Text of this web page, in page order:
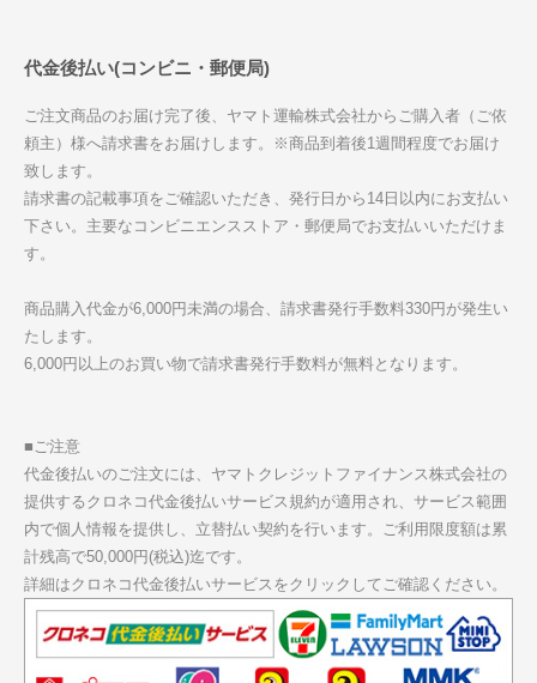
代金後払い(コンビニ・郵便局)
ご注文商品のお届け完了後、ヤマト運輸株式会社からご購入者（ご依
頼主）様へ請求書をお届けします。※商品到着後1週間程度でお届け
致します。
請求書の記載事項をご確認いただき、発行日から14日以内にお支払い
下さい。主要なコンビニエンスストア・郵便局でお支払いいただけま
す。
商品購入代金が6,000円未満の場合、請求書発行手数料330円が発生い
たします。
6,000円以上のお買い物で請求書発行手数料が無料となります。
■ご注意
代金後払いのご注文には、ヤマトクレジットファイナンス株式会社の
提供するクロネコ代金後払いサービス規約が適用され、サービス範囲
内で個人情報を提供し、立替払い契約を行います。ご利用限度額は累
計残高で50,000円(税込)迄です。
詳細はクロネコ代金後払いサービスをクリックしてご確認ください。